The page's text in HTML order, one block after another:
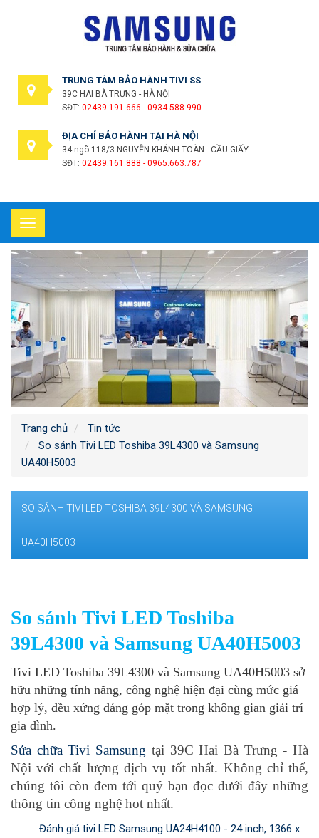
TRUNG TÂM BẢO HÀNH TIVI SS
39C HAI BÀ TRƯNG - HÀ NỘI
SĐT: 02439.191.666 - 0934.588.990
ĐỊA CHỈ BẢO HÀNH TẠI HÀ NỘI
34 ngõ 118/3 NGUYỄN KHÁNH TOÀN - CẦU GIẤY
SĐT: 02439.161.888 - 0965.663.787
Toggle
navigation
Trang chủ
Tin tức
So sánh Tivi LED Toshiba 39L4300 và Samsung
UA40H5003
SO SÁNH TIVI LED TOSHIBA 39L4300 VÀ SAMSUNG
UA40H5003
So sánh Tivi LED Toshiba
39L4300 và Samsung UA40H5003
Tivi LED Toshiba 39L4300 và Samsung UA40H5003 sở
hữu những tính năng, công nghệ hiện đại cùng mức giá
hợp lý, đều xứng đáng góp mặt trong không gian giải trí
gia đình.
Sửa chữa Tivi Samsung tại 39C Hai Bà Trưng - Hà
Nội với chất lượng dịch vụ tốt nhất. Không chỉ thế,
chúng tôi còn đem tới quý bạn đọc dưới đây những
thông tin công nghệ hot nhất.
Đánh giá tivi LED Samsung UA24H4100 - 24 inch, 1366 x